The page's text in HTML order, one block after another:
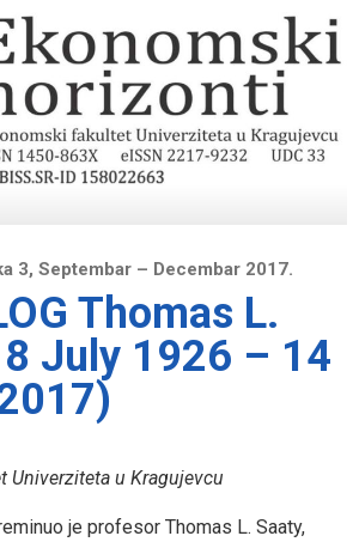
3, Septembar – Decembar 2017.
Thomas L.
July 1926 – 14
Univerziteta u Kragujevcu
je profesor Thomas L. Saaty,